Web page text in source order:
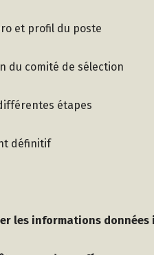
et profil du poste
du comité de sélection
étapes
définitif
les informations données